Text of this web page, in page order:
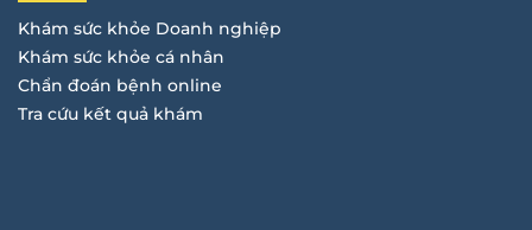
Khám sức khỏe Doanh nghiệp
Khám sức khỏe cá nhân
Chẩn đoán bệnh online
Tra cứu kết quả khám